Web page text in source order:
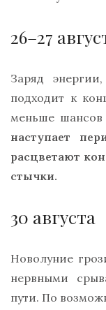
26–27
Заряд
подходит к
меньше шансов
наступает
расцветают
стычки.
30 августа
Новолуние
нервными
пути. По